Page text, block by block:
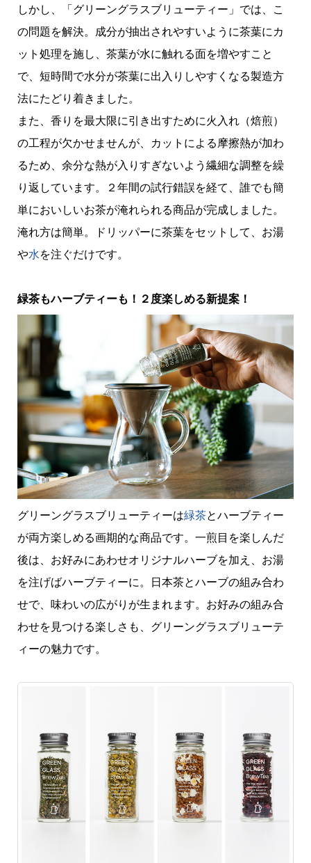
しかし、「グリーングラスブリューティー」では、こ
の問題を解決。成分が抽出されやすいように茶葉にカ
ット処理を施し、茶葉が水に触れる面を増やすこと
で、短時間で水分が茶葉に出入りしやすくなる製造方
法にたどり着きました。
また、香りを最大限に引き出すために火入れ（焙煎）
の工程が欠かせませんが、カットによる摩擦熱が加わ
るため、余分な熱が入りすぎないよう繊細な調整を繰
り返しています。２年間の試行錯誤を経て、誰でも簡
単においしいお茶が淹れられる商品が完成しました。
淹れ方は簡単。ドリッパーに茶葉をセットして、お湯
や水を注ぐだけです。
緑茶もハーブティーも！２度楽しめる新提案！
グリーングラスブリューティーは緑茶とハーブティー
が両方楽しめる画期的な商品です。一煎目を楽しんだ
後は、お好みにあわせオリジナルハーブを加え、お湯
を注げばハーブティーに。日本茶とハーブの組み合わ
せで、味わいの広がりが生まれます。お好みの組み合
わせを見つける楽しさも、グリーングラスブリューテ
ィーの魅力です。